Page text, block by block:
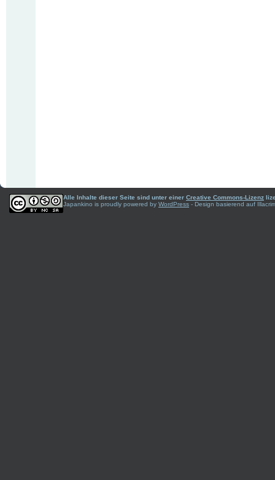
Alle Inhalte dieser Seite sind unter einer Creative Commons-Lizenz
Japankino is proudly powered by WordPress - Design basierend auf